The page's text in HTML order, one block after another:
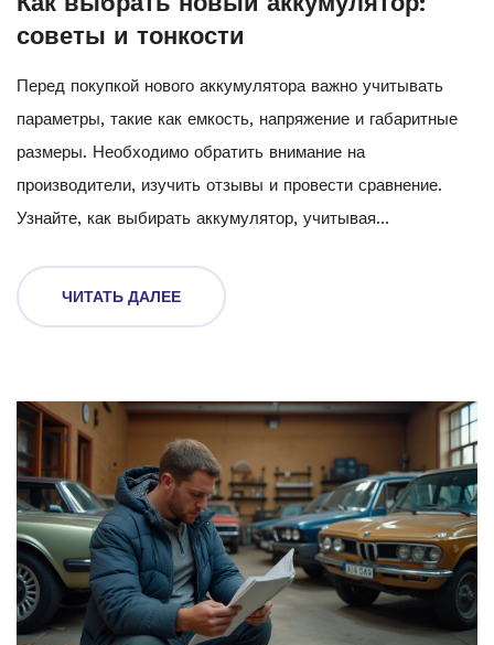
советы и тонкости
Перед покупкой нового аккумулятора важно учитывать
параметры, такие как емкость, напряжение и габаритные
размеры. Необходимо обратить внимание на
производители, изучить отзывы и провести сравнение.
Узнайте, как выбирать аккумулятор, учитывая
технологии могут значительно улучшить его работу и
долговечность. В статье мы поговорим также о том, как
ЧИТАТЬ ДАЛЕЕ